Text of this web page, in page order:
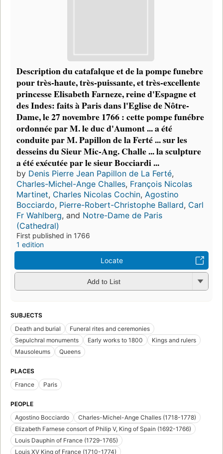
Description du catafalque et de la pompe funebre
pour très-haute, très-puissante, et très-excellente
princesse Elisabeth Farneze, reine d'Espagne et
des Indes: faits à Paris dans l'Eglise de Nôtre-
Dame, le 27 novembre 1766 : cette pompe funébre
ordonnée par M. le duc d'Aumont ... a été
conduite par M. Papillon de la Ferté ... sur les
desseins du Sieur Mic-Ang. Challe ... la sculpture
a été exécutée par le sieur Bocciardi ...
by Denis Pierre Jean Papillon de La Ferté,
Charles-Michel-Ange Challes, François Nicolas
Martinet, Charles Nicolas Cochin, Agostino
Bocciardo, Pierre-Robert-Christophe Ballard, Carl
Fr Wahlberg, and Notre-Dame de Paris
(Cathedral)
First published in 1766
1 edition
Locate
Add to List
SUBJECTS
Death and burial
Funeral rites and ceremonies
Sepulchral monuments
Early works to 1800
Kings and rulers
Mausoleums
Queens
PLACES
France
Paris
PEOPLE
Agostino Bocciardo
Charles-Michel-Ange Challes (1718-1778)
Elizabeth Farnese consort of Philip V, King of Spain (1692-1766)
Louis Dauphin of France (1729-1765)
Louis XV King of France (1710-1774)